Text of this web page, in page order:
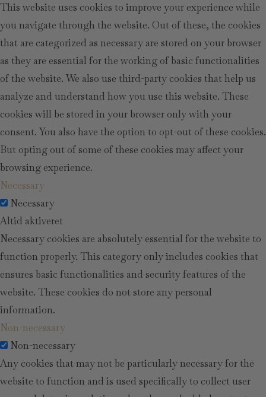
This website uses cookies to improve your experience while
you navigate through the website. Out of these, the cookies
that are categorized as necessary are stored on your browser
as they are essential for the working of basic functionalities
of the website. We also use third-party cookies that help us
analyze and understand how you use this website. These
cookies will be stored in your browser only with your
consent. You also have the option to opt-out of these cookies.
But opting out of some of these cookies may affect your
browsing experience.
Necessary
Necessary
Altid aktiveret
Necessary cookies are absolutely essential for the website to
function properly. This category only includes cookies that
ensures basic functionalities and security features of the
website. These cookies do not store any personal
information.
Non-necessary
Non-necessary
Any cookies that may not be particularly necessary for the
website to function and is used specifically to collect user